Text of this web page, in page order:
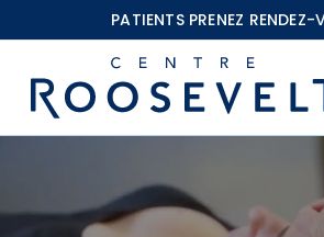
au
PATIENTS PRENEZ RENDEZ-
Kinésithérapie